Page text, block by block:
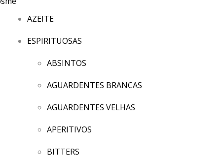
AZEITE
ESPIRITUOSAS
ABSINTOS
AGUARDENTES BRANCAS
AGUARDENTES VELHAS
APERITIVOS
BITTERS